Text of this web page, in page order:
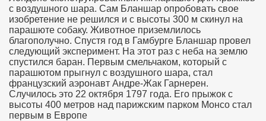
с воздушного шара. Сам Бланшар опробовать свое
изобретение не решился и с высоты 300 м скинул на
парашюте собаку. Животное приземлилось
благополучно. Спустя год в Гамбурге Бланшар провел
следующий эксперимент. На этот раз с неба на землю
спустился баран. Первым смельчаком, который с
парашютом прыгнул с воздушного шара, стал
французский аэронавт Андре-Жак Гарнерен.
Случилось это 22 октября 1797 года. Его прыжок с
высоты 400 метров над парижским парком Монсо стал
первым в Европе